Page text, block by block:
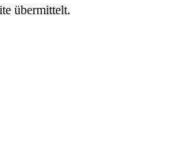
übermittelt.